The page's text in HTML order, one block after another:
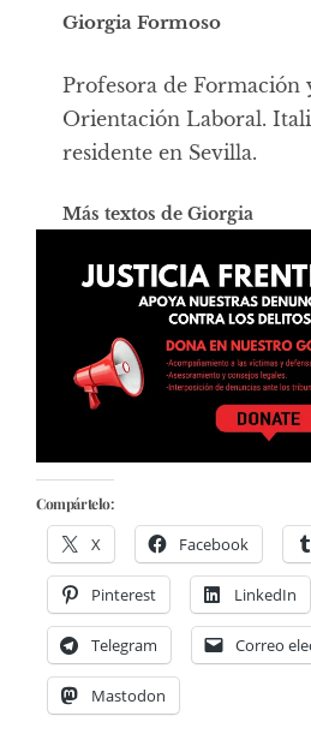
Giorgia Formoso
Profesora de Formación
Orientación Laboral.
residente en Sevilla.
Más textos de Giorgia
Compártelo:
X Facebook
Pinterest LinkedIn
Telegram Correo
Mastodon